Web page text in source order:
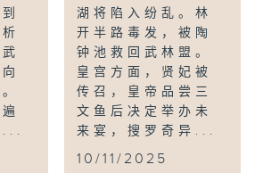
...
湖将陷入纷乱。林
开半路毒发，被陶
钟池救回武林盟。
皇宫方面，贤妃被
传召，皇帝品尝三
文鱼后决定举办未
来宴，搜罗奇异...
10/11/2025